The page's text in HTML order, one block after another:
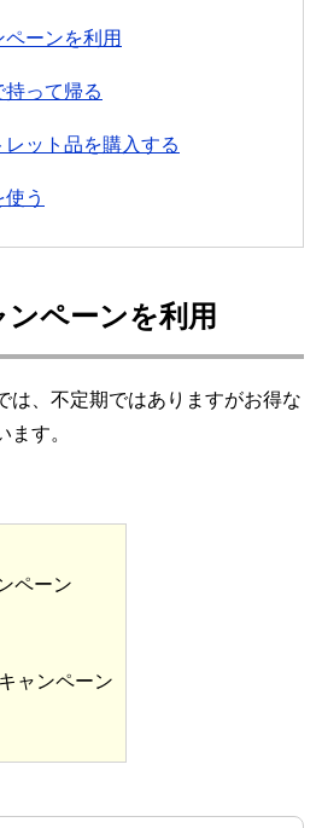
ーンを利用
持って帰る
ット品を購入する
う
ペーンを利用
は、不定期ではありますがお得な
す。
ペーン
ャンペーン